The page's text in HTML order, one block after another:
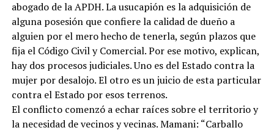
abogado de la APDH. La usucapión es la adquisición de
alguna posesión que confiere la calidad de dueño a
alguien por el mero hecho de tenerla, según plazos que
fija el Código Civil y Comercial. Por ese motivo, explican,
hay dos procesos judiciales. Uno es del Estado contra la
mujer por desalojo. El otro es un juicio de esta particular
contra el Estado por esos terrenos.
El conflicto comenzó a echar raíces sobre el territorio y
la necesidad de vecinos y vecinas. Mamani: “Carballo